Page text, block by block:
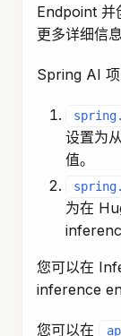
Endpoint 并
更多详细信
Spring AI 项
设置为
值。
为在
您可以在
inference
您可以在